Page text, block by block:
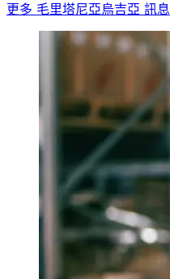
更多 毛里塔尼亞烏吉亞 訊息